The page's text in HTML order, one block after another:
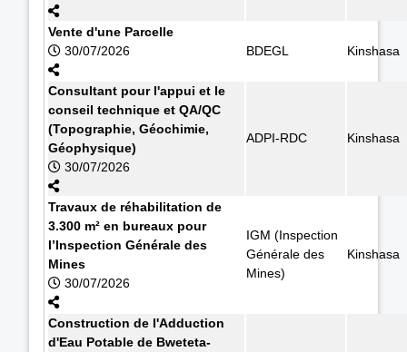
Vente d'une Parcelle
30/07/2026
BDEGL Kinshasa
Consultant pour l'appui et le
conseil technique et QA/QC
(Topographie, Géochimie,
Géophysique)
30/07/2026
ADPI-RDC Kinshasa
Travaux de réhabilitation de
3.300 m² en bureaux pour
l’Inspection Générale des
Mines
30/07/2026
IGM (Inspection
Générale des
Mines)
Kinshasa
Construction de l'Adduction
d'Eau Potable de Bweteta-